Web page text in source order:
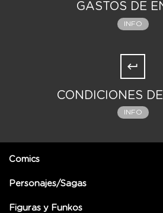
GASTOS DE
INFO
CONDICIONES
INFO
Comics
Personajes/Sagas
Figuras y Funkos